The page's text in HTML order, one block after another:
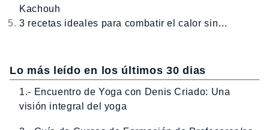
Kachouh
3 recetas ideales para combatir el calor sin…
Lo más leído en los últimos 30 dias
1.- Encuentro de Yoga con Denis Criado: Una
visión integral del yoga